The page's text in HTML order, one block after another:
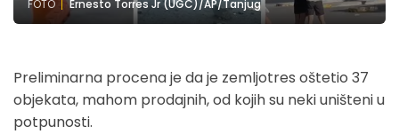
FOTO Ernesto Torres Jr (UGC)/AP/Tanjug
Preliminarna procena je da je zemljotres oštetio 37
objekata, mahom prodajnih, od kojih su neki uništeni u
potpunosti.